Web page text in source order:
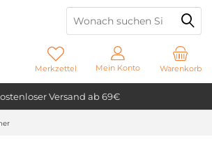
Versand ab 69€
Warenkorb
Merkzettel Mein Konto